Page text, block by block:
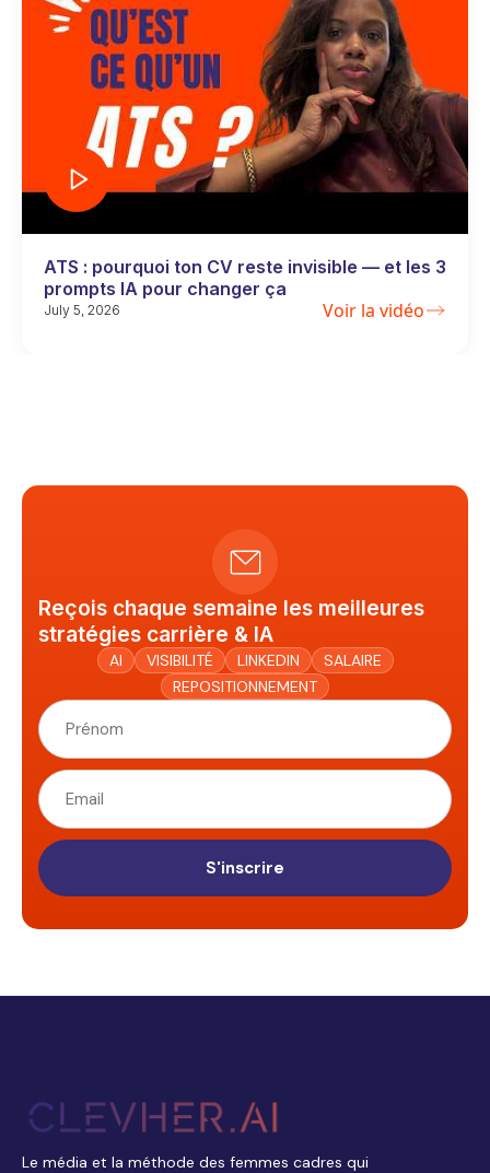
ATS : pourquoi ton CV reste invisible — et les 3
prompts IA pour changer ça
July 5, 2026 Voir la vidéo
Reçois chaque semaine les meilleures
stratégies carrière & IA
AI VISIBILITÉ LINKEDIN
SALAIRE
REPOSITIONNEMENT
S'inscrire
Le média et la méthode des femmes cadres qui